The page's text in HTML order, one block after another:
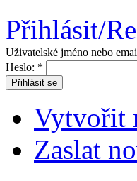
Přihlásit/
Uživatelské jméno nebo
Heslo: *
Vytvořit
Zaslat